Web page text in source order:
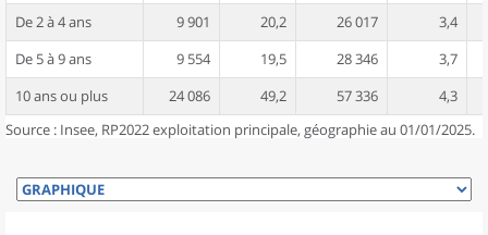
De 2 à 4 ans 9 901 20,2 26 017
3,4
De 5 à 9 ans
9 554 19,5 28 346
3,7
10 ans ou plus
24 086 49,2 57 336
4,3
Source : Insee, RP2022 exploitation principale, géographie au 01/01/2025.